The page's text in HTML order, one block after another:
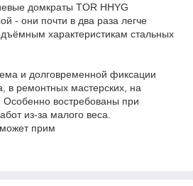
домкраты TOR HHYG
- они почти в два раза легче
характеристикам стальных
и долговременной фиксации
в ремонтных мастерских, на
Особенно востребованы при
из-за малого веса.
прим